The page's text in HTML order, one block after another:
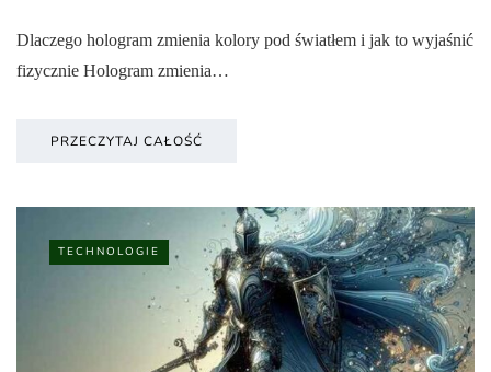
Dlaczego hologram zmienia kolory pod światłem i jak to wyjaśnić
fizycznie Hologram zmienia…
PRZECZYTAJ CAŁOŚĆ
TECHNOLOGIE